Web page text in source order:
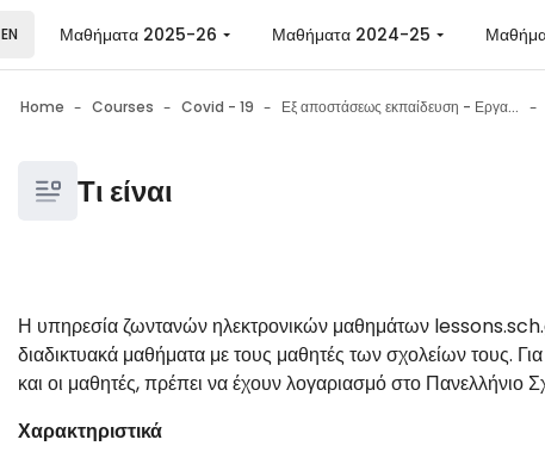
EN Μαθήματα 2025-26 Μαθήματα 2024-25
Home Courses Covid - 19 Εξ αποστάσεως εκπαίδευση - Εργαλεία επικοινωνίας - Εργαλεία συνεργασίας - Συμβουλές
BlocksΤι είναι
Blocks
Η υπηρεσία ζωντανών ηλεκτρονικών μαθημάτων
διαδικτυακά μαθήματα με τους μαθητές των σχολείων τους.
και οι μαθητές, πρέπει να έχουν λογαριασμό στο Πανελλήνιο
Χαρακτηριστικά